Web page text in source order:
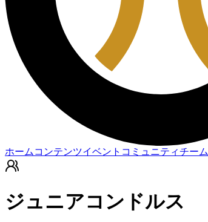
ホーム コンテンツイベント コミュニティチーム
ジュニアコンドルス